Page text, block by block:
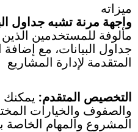
ميزاته
واجهة مرنة تشبه جداول
مألوفة للمستخدمين
جداول البيانات، مع
المتقدمة لإدارة المشاريع
التخصيص المتقدم:
والصفوف والخيارات
المشروع والمهام الخاصة